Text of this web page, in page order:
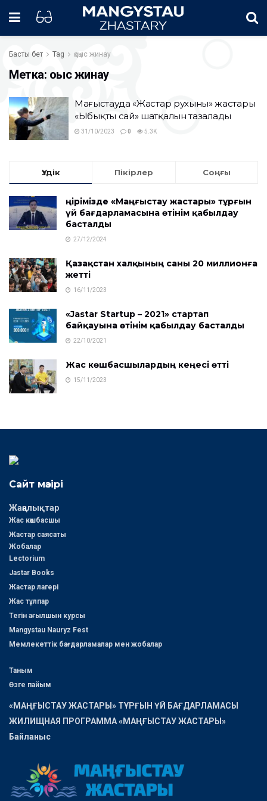
Басты бет Tag қоқыс жинау
Метка: қоқыс жинау
Маңғыстауда «Жастар рухының» жастары
«Ыбықты сай» шатқалын тазалады
31/10/2023 0 5.3K
Үздік Пікірлер Соңғы
Өңірімізде «Маңғыстау жастары» тұрғын
үй бағдарламасына өтінім қабылдау
басталды
27/12/2024
Қазақстан халқының саны 20 миллионға
жетті
16/11/2023
«Jastar Startup – 2021» стартап
байқауына өтінім қабылдау басталды
22/10/2021
Жас көшбасшылардың кеңесі өтті
15/11/2023
Сайт мәзірі
Жаңалықтар
Жас көшбасшы
Жастар саясаты
Жобалар
Lectorium
Jastar Books
Жастар лагері
Жас тұлпар
Тегін ағылшын курсы
Mangystau Nauryz Fest
Мемлекеттік бағдарламалар мен жобалар
Таным
Өзге пайым
«МАҢҒЫСТАУ ЖАСТАРЫ» ТҰРҒЫН ҮЙ БАҒДАРЛАМАСЫ
ЖИЛИЩНАЯ ПРОГРАММА «МАҢҒЫСТАУ ЖАСТАРЫ»
Байланыс